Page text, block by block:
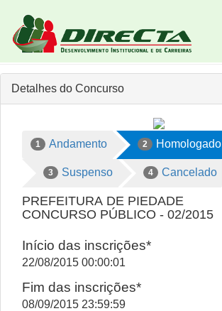
Detalhes do Concurso
1 Andamento 2 Homologado
3 Suspenso 4 Cancelado
PREFEITURA DE PIEDADE
CONCURSO PÚBLICO - 02/2015
Início das inscrições*
22/08/2015 00:00:01
Fim das inscrições*
08/09/2015 23:59:59